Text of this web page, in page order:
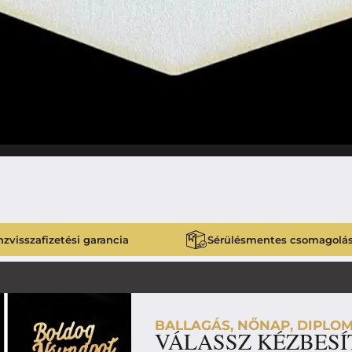
garancia Sérülésmentes
BALLAGÁS, NŐNAP,
VÁLASSZ